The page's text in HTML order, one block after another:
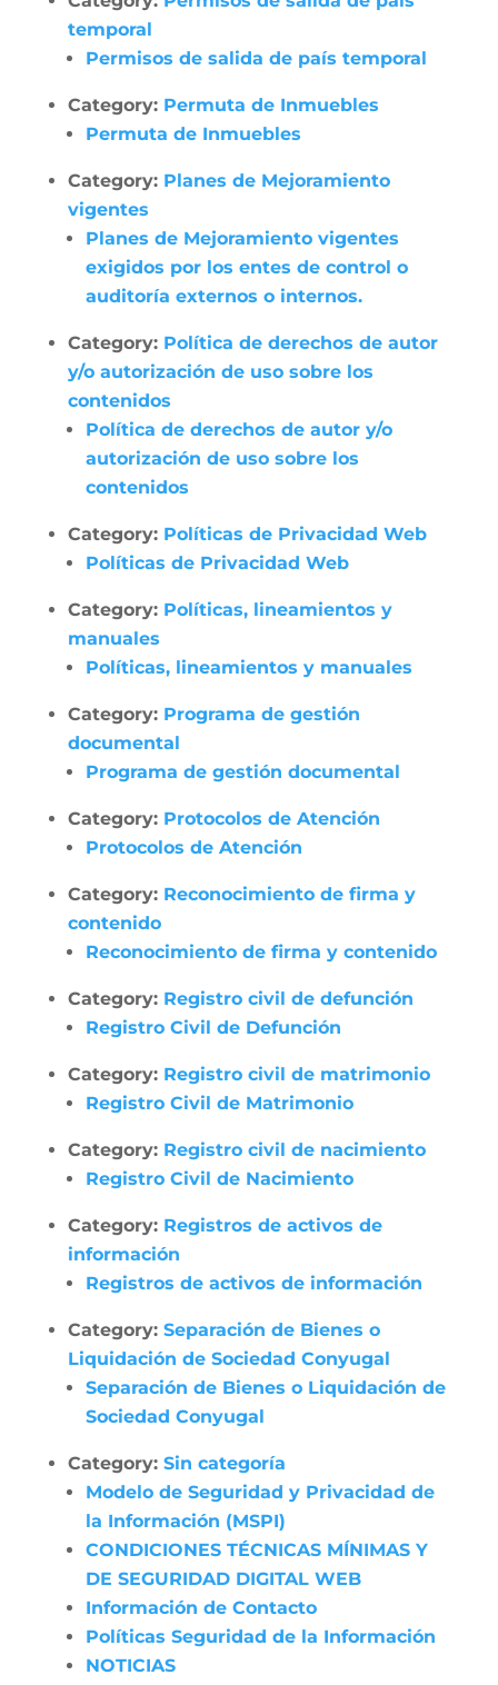
temporal
Permisos de salida de país temporal
Category: Permuta de Inmuebles
Permuta de Inmuebles
Category: Planes de Mejoramiento
vigentes
Planes de Mejoramiento vigentes
exigidos por los entes de control o
auditoría externos o internos.
Category: Política de derechos de autor
y/o autorización de uso sobre los
contenidos
Política de derechos de autor y/o
autorización de uso sobre los
contenidos
Category: Políticas de Privacidad Web
Políticas de Privacidad Web
Category: Políticas, lineamientos y
manuales
Políticas, lineamientos y manuales
Category: Programa de gestión
documental
Programa de gestión documental
Category: Protocolos de Atención
Protocolos de Atención
Category: Reconocimiento de firma y
contenido
Reconocimiento de firma y contenido
Category: Registro civil de defunción
Registro Civil de Defunción
Category: Registro civil de matrimonio
Registro Civil de Matrimonio
Category: Registro civil de nacimiento
Registro Civil de Nacimiento
Category: Registros de activos de
información
Registros de activos de información
Category: Separación de Bienes o
Liquidación de Sociedad Conyugal
Separación de Bienes o Liquidación de
Sociedad Conyugal
Category: Sin categoría
Modelo de Seguridad y Privacidad de
la Información (MSPI)
CONDICIONES TÉCNICAS MÍNIMAS Y
DE SEGURIDAD DIGITAL WEB
Información de Contacto
Políticas Seguridad de la Información
NOTICIAS